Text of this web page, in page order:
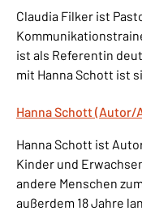
Claudia Filker ist
ist als Referentin
mit Hanna Schott ist
Hanna Schott (Autor/
Hanna Schott ist
Kinder und
andere Menschen
außerdem 18 Jahre